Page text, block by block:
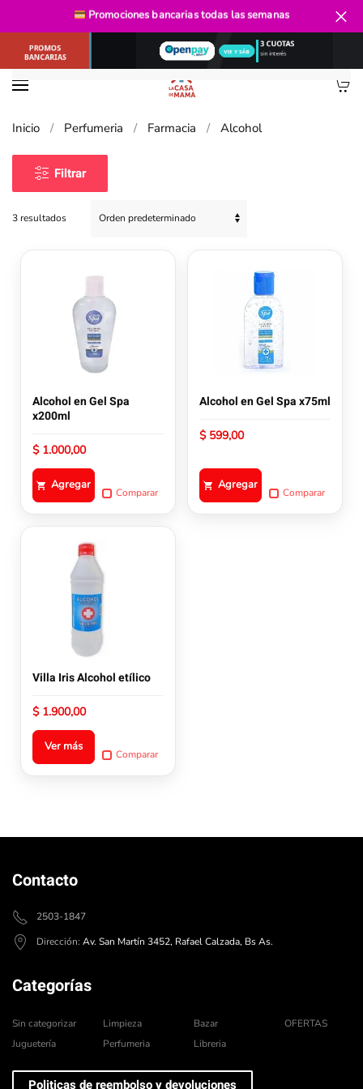
Ir al contenido principal
Inicio Perfumeria Farmacia Alcohol
Filtrar
3 resultados
Alcohol en Gel Spa
x200ml
$1.000,00
Agregar
Comparar
Alcohol en Gel Spa x75ml
$599,00
Agregar
Comparar
Villa Iris Alcohol etílico
$1.900,00
Ver más
pueden
página
Comparar
Contacto
2503-1847
Dirección: Av. San Martín 3452, Rafael Calzada, Bs As.
Categorías
Sin categorizar
Juguetería
Limpieza
Perfumeria
Bazar
Libreria
OFERTAS
Politicas de reembolso y devoluciones
Promociones bancariastodas las semanas